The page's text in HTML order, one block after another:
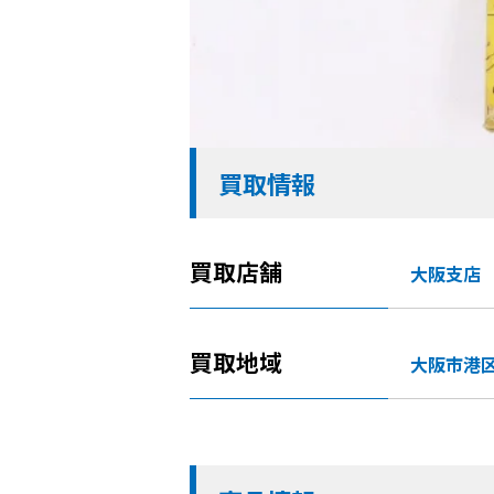
買取情報
買取店舗 大阪支店
買取地域 大阪市港